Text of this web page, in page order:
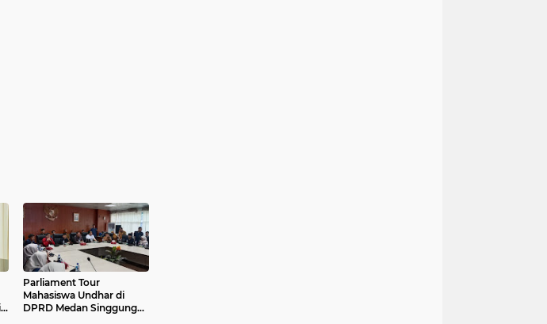
Parliament Tour
Mahasiswa Undhar di
DPRD Medan Singgung